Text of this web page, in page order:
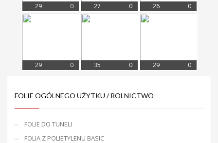
29 0 27 0 26 0
29 0 35 0 29 0
FOLIE OGÓLNEGO UŻYTKU / ROLNICTWO
FOLIE DO TUNELI
FOLIA Z POLIETYLENU BASIC